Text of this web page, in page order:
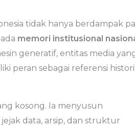
tidak hanya berdampak
memori institusional
generatif, entitas media
peran sebagai referensi
kosong. Ia menyusun
data, arsip, dan struktur